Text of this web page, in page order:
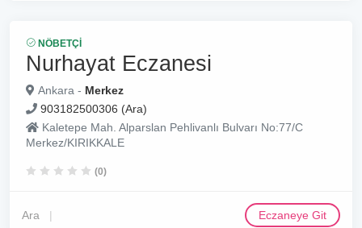
NÖBETÇI
Nurhayat Eczanesi
Ankara - Merkez
903182500306 (Ara)
Kaletepe Mah. Alparslan Pehlivanlı Bulvarı No:77/C
Merkez/KIRIKKALE
(0)
Ara Eczaneye Git